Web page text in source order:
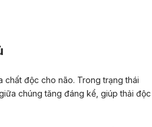
chất độc cho não. Trong trạng thái
chúng tăng đáng kể, giúp thải độc